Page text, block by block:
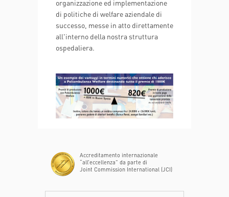
organizzazione ed implementazione
di politiche di welfare aziendale di
successo, messe in atto direttamente
all'interno della nostra struttura
ospedaliera.
Accreditamento internazionale
“all’eccellenza” da parte di
Joint Commission International (JCI)